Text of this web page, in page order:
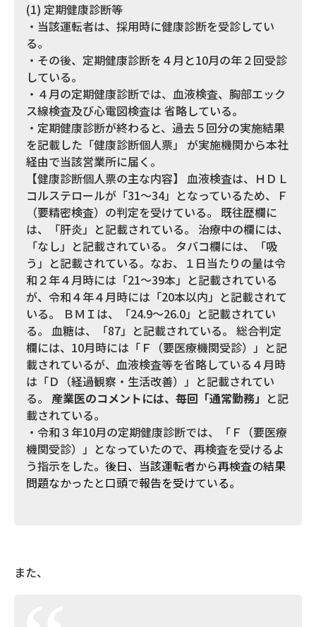
(1) 定期健康診断等
・当該運転者は、採用時に健康診断を受診してい
る。
・その後、定期健康診断を４月と10月の年２回受診
している。
・４月の定期健康診断では、血液検査、胸部エック
ス線検査及び心電図検査は 省略している。
・定期健康診断が終わると、過去５回分の実施結果
を記載した「健康診断個人票」 が実施機関から本社
経由で当該営業所に届く。
【健康診断個人票の主な内容】 血液検査は、ＨＤＬ
コルステロールが「31～34」となっているため、Ｆ
（要精密検査）の判定を受けている。 既往歴欄に
は、「肝炎」と記載されている。 治療中の欄には、
「なし」と記載されている。 タバコ欄には、「吸
う」と記載されている。なお、１日当たりの量は令
和２年４月時には「21～39本」と記載されている
が、令和４年４月時には「20本以内」と記載されて
いる。 ＢＭＩは、「24.9～26.0」と記載されてい
る。 血糖は、「87」と記載されている。 総合判定
欄には、10月時には「Ｆ（要医療機関受診）」と記
載されているが、血液検査等を省略している４月時
は「Ｄ（経過観察・生活改善）」と記載されてい
る。 産業医のコメントには、毎回「通常勤務」 と記
載されている。
・令和３年10月の定期健康診断では、「Ｆ（要医療
機関受診）」となっていたので、再検査を受けるよ
う指示をした。 後日、当該運転者から再検査の結果
問題なかったと口頭で報告を受けている。
また、